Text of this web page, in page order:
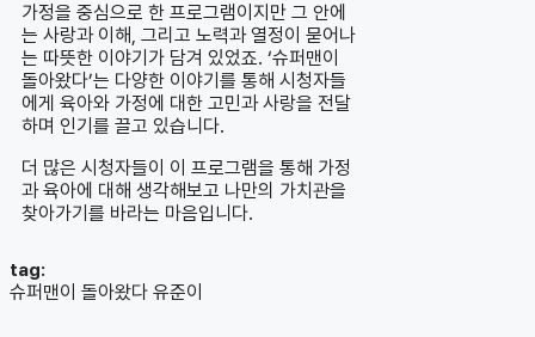
가정을 중심으로 한 프로그램이지만 그 안에
는 사랑과 이해, 그리고 노력과 열정이 묻어나
는 따뜻한 이야기가 담겨 있었죠. ‘슈퍼맨이
돌아왔다’는 다양한 이야기를 통해 시청자들
에게 육아와 가정에 대한 고민과 사랑을 전달
하며 인기를 끌고 있습니다.
더 많은 시청자들이 이 프로그램을 통해 가정
과 육아에 대해 생각해보고 나만의 가치관을
찾아가기를 바라는 마음입니다.
tag:
슈퍼맨이 돌아왔다 유준이